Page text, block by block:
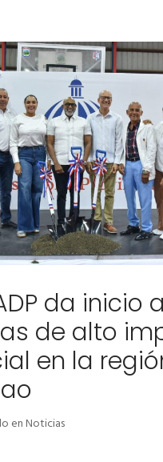
da inicio a
de alto
en la
enNoticias